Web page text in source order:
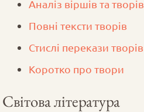
Аналіз віршів та творів
Повні тексти творів
Стислі перекази творів
Коротко про твори
Світова література